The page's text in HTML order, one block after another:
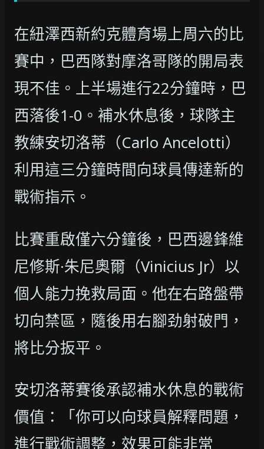
在紐澤西新約克體育場上周六的比
賽中，巴西隊對摩洛哥隊的開局表
現不佳。上半場進行22分鐘時，巴
西落後1-0。補水休息後，球隊主
教練安切洛蒂（Carlo Ancelotti）
利用這三分鐘時間向球員傳達新的
戰術指示。
比賽重啟僅六分鐘後，巴西邊鋒維
尼修斯·朱尼奧爾（Vinicius Jr）以
個人能力挽救局面。他在右路盤帶
切向禁區，隨後用右腳劲射破門，
將比分扳平。
安切洛蒂賽後承認補水休息的戰術
價值：「你可以向球員解釋問題，
進行戰術調整，效果可能非常